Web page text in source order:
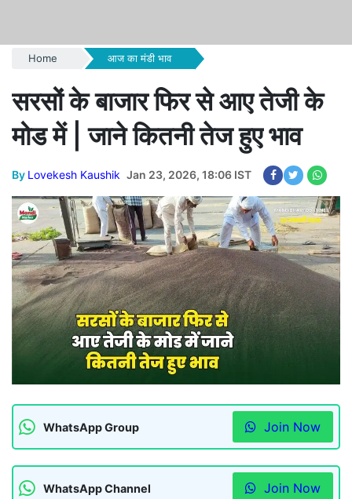
Home आज का मंडी भाव
सरसों के बाजार फिर से आए तेजी के
मोड में | जाने कितनी तेज हुए भाव
By Lovekesh Kaushik Jan 23, 2026, 18:06 IST
WhatsApp Group Join Now
WhatsApp Channel Join Now